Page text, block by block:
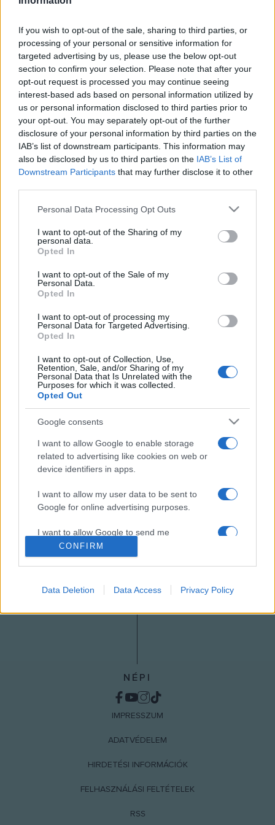
If you wish to opt-out of the sale, sharing to third parties, or
processing of your personal or sensitive information for
targeted advertising by us, please use the below opt-out
section to confirm your selection. Please note that after your
opt-out request is processed you may continue seeing
interest-based ads based on personal information utilized by
us or personal information disclosed to third parties prior to
your opt-out. You may separately opt-out of the further
disclosure of your personal information by third parties on the
IAB’s list of downstream participants. This information may
also be disclosed by us to third parties on the IAB’s List of
Downstream Participants that may further disclose it to other
Please note that this website/app uses one or more Google
not limited to your visit or usage behaviour. You may click to
grant or deny consent to Google and its third-party tags to
use your data for below specified purposes in below Google
consent section.
Personal Data Processing Opt Outs
I want to opt-out of the Sharing of my
personal data.
Opted In
I want to opt-out of the Sale of my
Personal Data.
Opted In
I want to opt-out of processing my
Personal Data for Targeted Advertising.
Opted In
I want to opt-out of Collection, Use,
Retention, Sale, and/or Sharing of my
Personal Data that Is Unrelated with the
Purposes for which it was collected.
Opted Out
Google consents
I want to allow Google to enable storage
related to advertising like cookies on web or
device identifiers in apps.
I want to allow my user data to be sent to
Google for online advertising purposes.
I want to allow Google to send me
personalized advertising.
related to analytics like cookies on web or
device identifiers in apps.
related to personalization.
I want to allow Google to enable storage
related to security, including authentication
CONFIRM
Data Deletion Data Access Privacy Policy
Egerbe költözött a fesztivál, amelynek keretében tíz
előadást láthat a közönség a Gárdonyi Géza Színházban. A
magyarországi műhelyek mellett három határon túli társulat
is bemutatkozik a nyolc napon át tartó rendezvényen.
A fesztivált hiánypótló szakmai rendezvényként hívták
életre 1986-ban, egyetlen fóruma volt akkoriban nemcsak a
vidéki társulatoknak, hanem az elgondolkodtató, politikailag
kicsit lázadó előadásoknak is, a rendszerváltozás után pedig
már határon túli színházakat is vendégül láttak - ismertette a
című előadás képviseli a határon túli színházakat.
A programban szerepel a szolnoki Nem félünk a farkastól,
valamint a kecskemétiek E-chat és a nyíregyházi színház
Eastwicki boszorkányok előadása is. A kaposvári művészek
című produkcióval, és a Kékszakállú herceg vára prózai
változatával lépnek színpadra. Zsótér Sándor rendhagyó
Peer Gynt-rendezését a Krétakör Színház játssza; ez az
előadás nyerte el az elmúlt évadban a kritikusok díját.
A házigazdák A Pityu bácsi fia című Háy-ördögjátékkal
szerepelnek, ezzel összehasonlításra adnak alkalmat, hiszen
a beregszásziak ugyanezt a művet mutatják be.
A Magyar Stúdiószínházi Fesztivált szakmai értékelés és a
díjkiosztó zárja Egerben.
MEGOSZTÁS
NÉPI
IMPRESSZUM
ADATVÉDELEM
HIRDETÉSI INFORMÁCIÓK
FELHASZNÁLÁSI FELTÉTELEK
RSS